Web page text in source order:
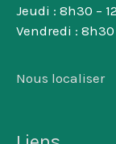
Jeudi : 8h30 –
Vendredi : 8h30
Nous localiser